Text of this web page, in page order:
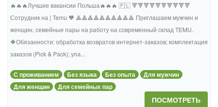
🔥🔥🔥Лучшие вакансии Польша🔥🔥🔥 🇵🇱 🔻🔻🔻🔻🔻🔻🔻🔻🔻🔻
Сотрудник на | Temu 🧡 🔺🔺🔺🔺🔺🔺🔺🔺🔺🔺 Приглашаем мужчин и
женщин, семейные пары на работу на современный склад TEMU.
🔶Обязанности: обработка возвратов интернет-заказов; комплектация
заказов (Pick & Pack); упа...
С проживанием Без языка Без опыта
Для мужчин
Для женщин
Для семейных пар
ПОСМОТРЕТЬ